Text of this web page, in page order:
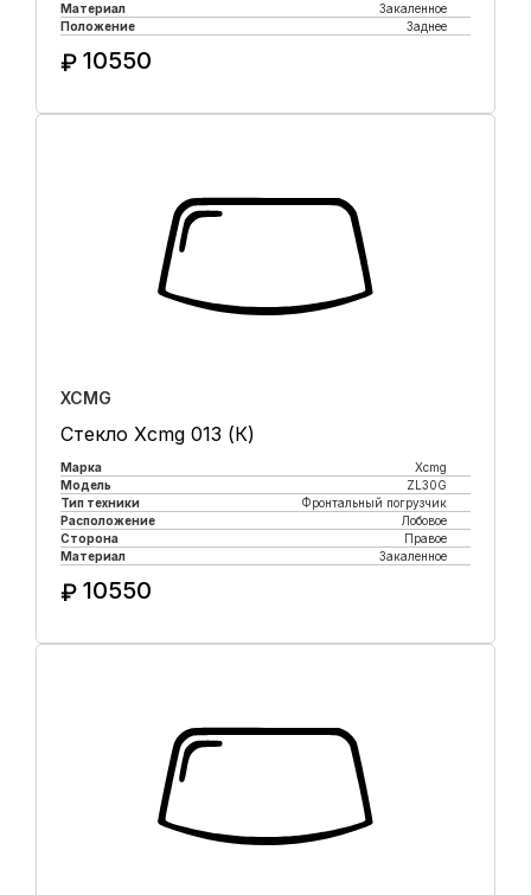
Материал
Закаленное
Положение
Заднее
₽ 10550
XCMG
Стекло Xcmg 013 (К)
Марка
Xcmg
Модель
ZL30G
Тип техники
Фронтальный погрузчик
Расположение
Лобовое
Сторона
Правое
Материал
Закаленное
₽ 10550